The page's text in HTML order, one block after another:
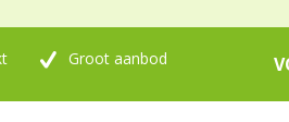
Groot aanbod